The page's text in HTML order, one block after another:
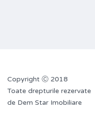
Copyright Ⓒ 2018
Toate drepturile rezervate
de Dem Star Imobiliare